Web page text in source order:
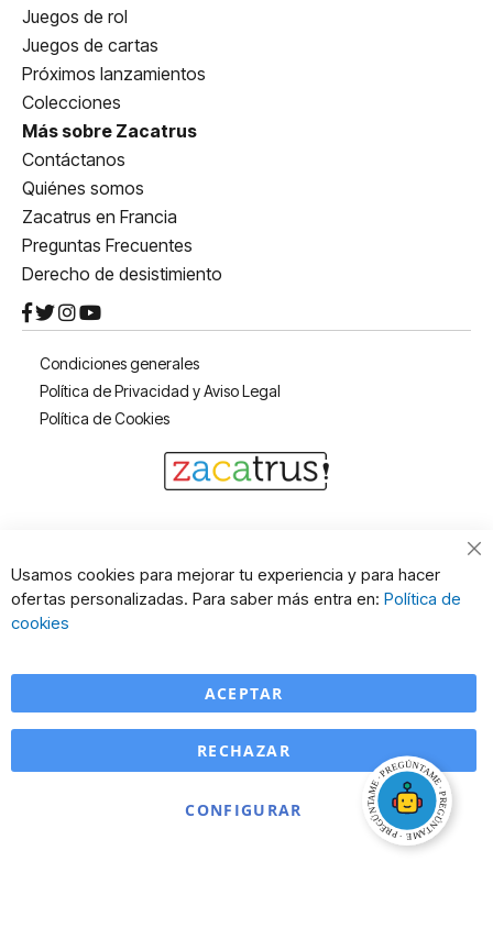
Juegos de rol
Juegos de cartas
Próximos lanzamientos
Colecciones
Más sobre Zacatrus
Contáctanos
Quiénes somos
Zacatrus en Francia
Preguntas Frecuentes
Derecho de desistimiento
Condiciones generales
Política de Privacidad y Aviso Legal
Política de Cookies
Usamos cookies para mejorar tu experiencia y para hacer
ofertas personalizadas. Para saber más entra en: Política de
cookies
ACEPTAR
CONFIGURAR
RECHAZAR